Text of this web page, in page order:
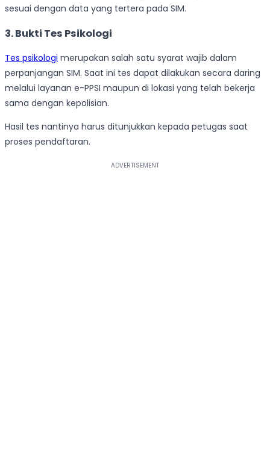
sesuai dengan data yang tertera pada SIM.
3. Bukti Tes Psikologi
Tes psikologi merupakan salah satu syarat wajib dalam
perpanjangan SIM. Saat ini tes dapat dilakukan secara daring
melalui layanan e-PPSI maupun di lokasi yang telah bekerja
sama dengan kepolisian.
Hasil tes nantinya harus ditunjukkan kepada petugas saat
proses pendaftaran.